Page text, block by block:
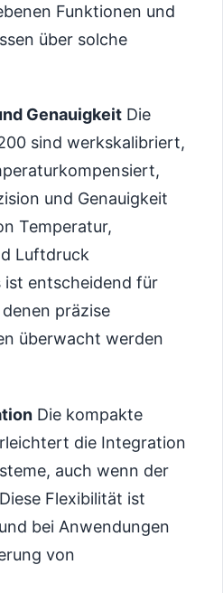
Funktionen und
über solche
Genauigkeit Die
sind werkskalibriert,
und Genauigkeit
Temperatur,
Luftdruck
ist entscheidend für
präzise
überwacht werden
Die kompakte
die Integration
auch wenn der
Flexibilität ist
bei Anwendungen
von